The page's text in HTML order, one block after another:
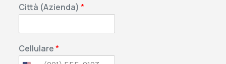
Città (Azienda) *
Cellulare*